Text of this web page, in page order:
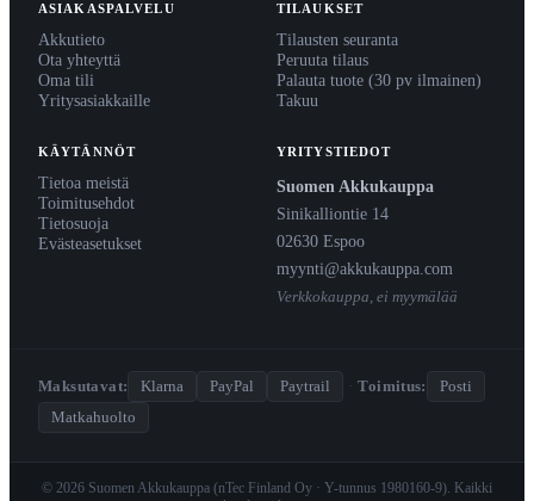
ASIAKASPALVELU
Akkutieto
Ota yhteyttä
Oma tili
Yritysasiakkaille
TILAUKSET
Tilausten seuranta
Peruuta tilaus
Palauta tuote (30 pv ilmainen)
Takuu
KÄYTÄNNÖT
Tietoa meistä
Toimitusehdot
Tietosuoja
Evästeasetukset
YRITYSTIEDOT
Suomen Akkukauppa
Sinikalliontie 14
02630 Espoo
myynti@akkukauppa.com
Verkkokauppa, ei myymälää
Maksutavat: Klarna PayPal Paytrail · Toimitus:
Posti
Matkahuolto
© 2026 Suomen Akkukauppa (nTec Finland Oy · Y-tunnus 1980160-9). Kaikki